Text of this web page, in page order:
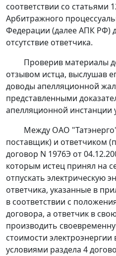
соответствии со статьями
Арбитражного
Федерации (далее АПК РФ)
отсутствие ответчика.
Проверив материалы
отзывом истца, выслушав
доводы апелляционной
представленными
апелляционной инстанции
Между ОАО
поставщик) и ответчиком
договор N 1976Э от
которым истец принял на
отпускать электрическую
ответчика, указанные в
в соответствии с
договора, а ответчик в
производить
стоимости электроэнергии
условиями раздела 4